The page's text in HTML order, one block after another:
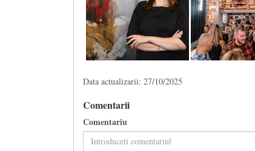
Data actualizarii: 27/10/2025
Comentarii
Comentariu